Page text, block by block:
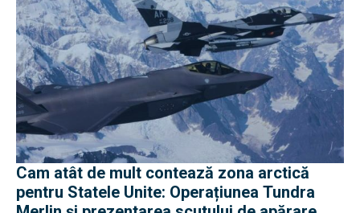
Cam atât de mult contează zona arctică
pentru Statele Unite: Operațiunea Tundra